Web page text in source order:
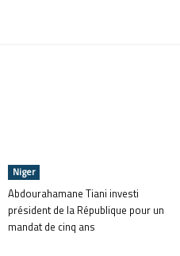
Niger
Abdourahamane Tiani investi
président de la République pour un
mandat de cinq ans